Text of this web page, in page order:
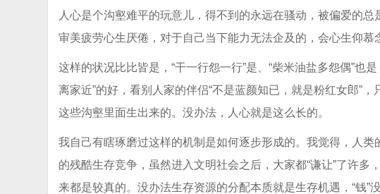
人心是个沟壑难平的玩意儿，得不到的永远在骚动，被偏爱的
审美疲劳心生厌倦，对于自己当下能力无法企及的，会心生仰慕
这样的状况比比皆是，“干一行怨一行”是、“柴米油盐多怨偶”也
离家近”的好，看别人家的伴侣“不是蓝颜知已，就是粉红女郎”
这些沟壑里面生出来的。没办法，人心就是这么长的。
我自己有瞎琢磨过这样的机制是如何逐步形成的。我觉得，人类
的残酷生存竞争，虽然进入文明社会之后，大家都“谦让”了许多
来都是较真的。没办法生存资源的分配本质就是生存机遇，“钱”